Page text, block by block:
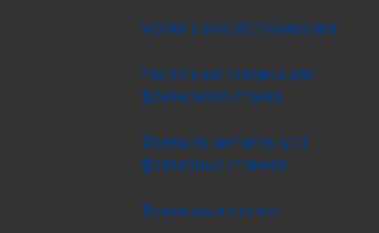
Мойки самообслуживания
Расточные головки для
фрезерного станка
Фрезы по металлу для
фрезерных станков
Фрезерные станки